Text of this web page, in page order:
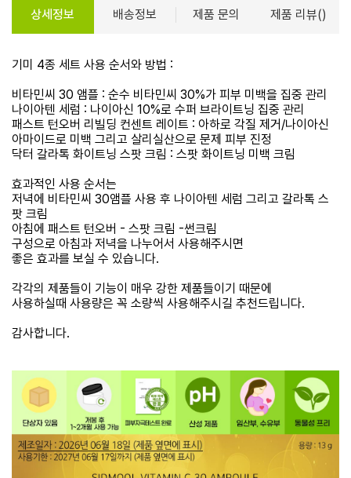
상세정보 배송정보 제품 문의 제품 리뷰()
기미 4종 세트 사용 순서와 방법 :
비타민씨 30 앰플 : 순수 비타민씨 30%가 피부 미백을 집중 관리
나이아텐 세럼 : 나이아신 10%로 수퍼 브라이트닝 집중 관리
패스트 턴오버 리빌딩 컨센트 레이트 : 아하로 각질 제거/나이아신
아마이드로 미백 그리고 살리실산으로 문제 피부 진정
닥터 갈라톡 화이트닝 스팟 크림 : 스팟 화이트닝 미백 크림
효과적인 사용 순서는
저녁에 비타민씨 30앰플 사용 후 나이아텐 세럼 그리고 갈라톡 스
팟 크림
아침에 패스트 턴오버 - 스팟 크림 -썬크림
구성으로 아침과 저녁을 나누어서 사용해주시면
좋은 효과를 보실 수 있습니다.
각각의 제품들이 기능이 매우 강한 제품들이기 때문에
사용하실때 사용량은 꼭 소량씩 사용해주시길 추천드립니다.
감사합니다.